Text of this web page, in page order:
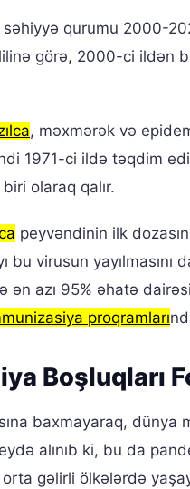
səhiyyə qurumu 2000-
görə, 2000-ci ildən
, məxmərək və
1971-ci ildə təqdim
olaraq qalır.
peyvəndinin ilk
bu virusun yayılmasını
ən azı 95% əhatə
proqramları
Boşluqları
baxmayaraq, dünya
alınıb ki, bu da
orta gəlirli ölkələrdə